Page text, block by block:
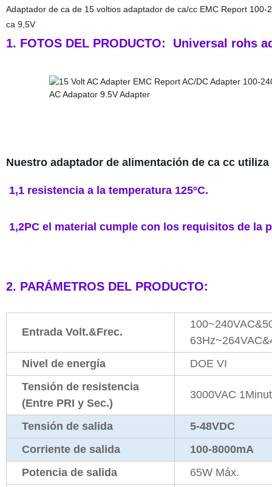
Adaptador de ca de 15 voltios adaptador de ca/cc EMC Report
ca 9,5V
1. FOTOS DEL PRODUCTO: Universal rohs
Nuestro adaptador de alimentación de ca cc
1,1 resistencia a la temperatura 125ºC.
1,2PC el material cumple con los requisitos de la
2. PARÁMETROS DEL PRODUCTO:
Entrada Volt.&Frec.
Nivel de energía
DOE VI
Tensión de resistencia
(Entre PRI y Sec.)
3000VAC
Tensión de salida
5-48VDC
Corriente de salida
100-8000mA
Potencia de salida
65W Máx.